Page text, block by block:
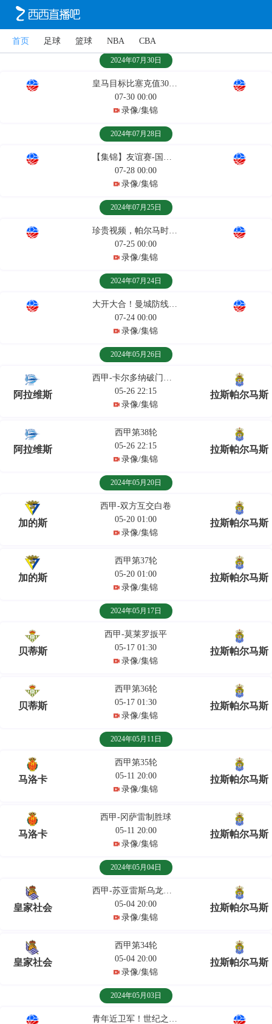
首页 足球 篮球 NBA CBA
2024年07月30日
皇马目标比塞克值3000万！对拉斯帕尔马斯高光秀来了！
07-30 00:00
录像/集锦
2024年07月28日
【集锦】友谊赛-国米3-0拉斯帕尔马斯
07-28 00:00
录像/集锦
2024年07月25日
珍贵视频，帕尔马时期的卡纳瓦罗近乎于无敌般的存在
07-25 00:00
录像/集锦
2024年07月24日
大开大合！曼城防线失守，帕尔马推空门再度领先
07-24 00:00
录像/集锦
2024年05月26日
阿拉维斯
西甲-卡尔多纳破门扳平
05-26 22:15
录像/集锦
拉斯帕尔马斯
阿拉维斯
西甲第38轮
05-26 22:15
录像/集锦
拉斯帕尔马斯
2024年05月20日
加的斯
西甲-双方互交白卷
05-20 01:00
录像/集锦
拉斯帕尔马斯
加的斯
西甲第37轮
05-20 01:00
录像/集锦
拉斯帕尔马斯
2024年05月17日
贝蒂斯
西甲-莫莱罗扳平
05-17 01:30
录像/集锦
拉斯帕尔马斯
贝蒂斯
西甲第36轮
05-17 01:30
录像/集锦
拉斯帕尔马斯
2024年05月11日
马洛卡
西甲第35轮
05-11 20:00
录像/集锦
拉斯帕尔马斯
马洛卡
西甲-冈萨雷制胜球
05-11 20:00
录像/集锦
拉斯帕尔马斯
2024年05月04日
皇家社会
西甲-苏亚雷斯乌龙贝克建功
05-04 20:00
录像/集锦
拉斯帕尔马斯
皇家社会
西甲第34轮
05-04 20:00
录像/集锦
拉斯帕尔马斯
2024年05月03日
青年近卫军！世纪之交的帕尔马队有多强？